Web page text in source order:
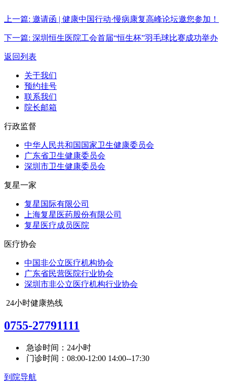
上一篇: 邀请函 | 健康中国行动·慢病康复高峰论坛邀您参加！
下一篇: 深圳恒生医院工会首届“恒生杯”羽毛球比赛成功举办
返回列表
关于我们
预约挂号
联系我们
院长邮箱
行政监督
中华人民共和国国家卫生健康委员会
广东省卫生健康委员会
深圳市卫生健康委员会
复星一家
复星国际有限公司
上海复星医药股份有限公司
复星医疗成员医院
医疗协会
中国非公立医疗机构协会
广东省民营医院行业协会
深圳市非公立医疗机构行业协会
24小时健康热线
0755-27791111
急诊时间：24小时
门诊时间：08:00-12:00 14:00--17:30
到院导航